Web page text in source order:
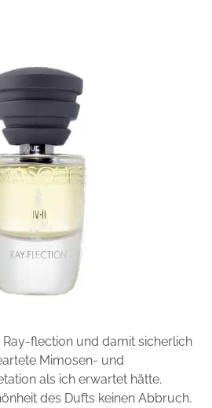
flection und damit sicherlich
Mimosen- und
als ich erwartet hätte.
des Dufts keinen Abbruch.